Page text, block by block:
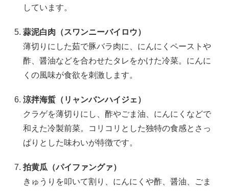
しています。
蒜泥白肉（スワンニーバイロウ）
薄切りにした茹で豚バラ肉に、にんにくペーストや
酢、醤油などを合わせたタレをかけた冷菜。にんに
くの風味が食欲を刺激します。
涼拌海蜇（リャンバンハイジェ）
クラゲを薄切りにし、酢やごま油、にんにくなどで
和えた冷製前菜。コリコリとした独特の食感とさっ
ぱりとした味わいが特徴です。
拍黄瓜（パイファングァ）
きゅうりを叩いて割り、にんにくや酢、醤油、ごま